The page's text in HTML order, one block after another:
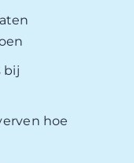
bij
hoe